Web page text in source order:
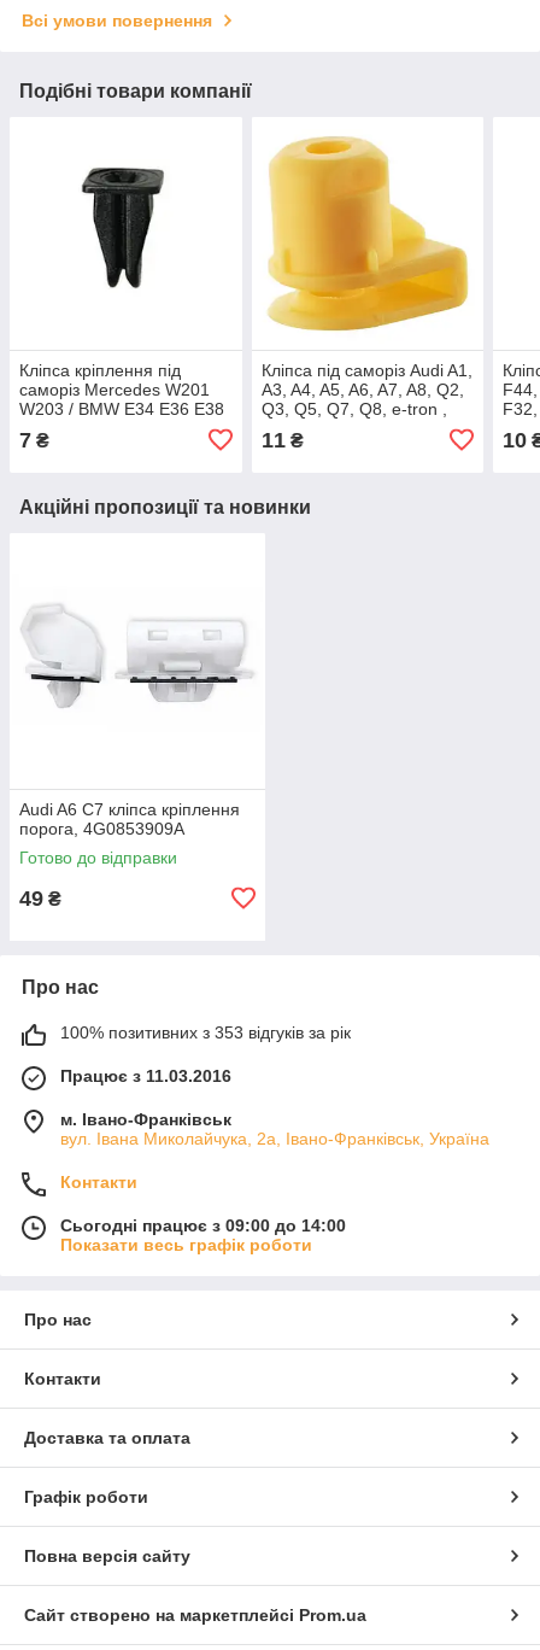
Всі умови повернення
Подібні товари компанії
Кліпса кріплення під
саморіз Mercedes W201
W203 / BMW E34 E36 E38
E39 E60 E70 E7E71 E90
F10 / MINI 63171367868
7 ₴
Кліпса під саморіз Audi A1,
A3, A4, A5, A6, A7, A8, Q2,
Q3, Q5, Q7, Q8, e-tron ,
11₴
X6
10
Акційні пропозиції та новинки
Audi A6 C7 кліпса кріплення
порога, 4G0853909A
Готово до відправки
49 ₴
Про нас
100% позитивних з 353 відгуків за рік
Працює з 11.03.2016
м. Івано-Франківськ
вул. Івана Миколайчука, 2а, Івано-Франківськ, Україна
Контакти
Сьогодні працює з 09:00 до 14:00
Показати весь графік роботи
Про нас
Контакти
Доставка та оплата
Графік роботи
Повна версія сайту
Сайт створено на маркетплейсі Prom.ua